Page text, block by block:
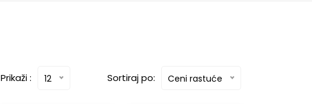
Prikaži : 12 Sortiraj po: Ceni rastuće